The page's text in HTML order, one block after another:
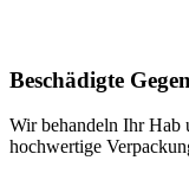
Beschädigte
Wir behandeln Ihr Hab
hochwertige